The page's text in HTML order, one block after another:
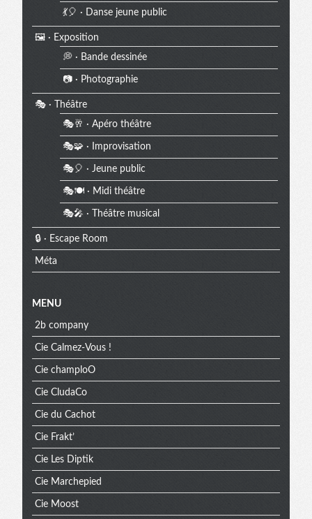
💃🎈 · Danse jeune public
🖼️ · Exposition
💭 · Bande dessinée
📷 · Photographie
🎭 · Théâtre
🎭🥂 · Apéro théâtre
🎭🧩 · Improvisation
🎭🎈 · Jeune public
🎭🍽️ · Midi théâtre
🎭🎤 · Théâtre musical
🔒 · Escape Room
Méta
MENU
2b company
Cie Calmez-Vous !
Cie champloO
Cie CludaCo
Cie du Cachot
Cie Frakt’
Cie Les Diptik
Cie Marchepied
Cie Moost